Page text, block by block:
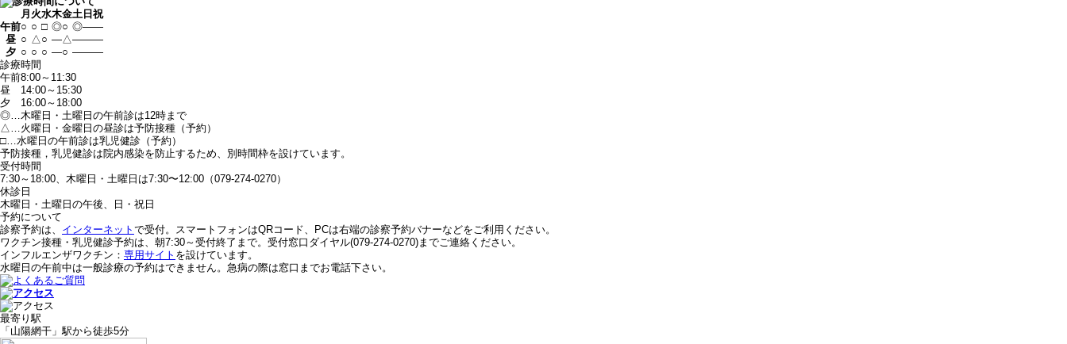
月 火水木金土 日 祝
午前○ ○ □ ◎○ ◎——
昼 ○ △○ —△———
夕 ○ ○ ○ —○ ———
診療時間
午前8:00～11:30
昼
14:00～15:30
夕
16:00～18:00
◎…木曜日・土曜日の午前診は12時まで
△…火曜日・金曜日の昼診は予防接種（予約）
□…水曜日の午前診は乳児健診（予約）
予防接種，乳児健診は院内感染を防止するため、別時間枠を設けています。
受付時間
7:30～18:00、木曜日・土曜日は7:30〜12:00（079-274-0270）
休診日
木曜日・土曜日の午後、日・祝日
予約について
診察予約は、 インターネット で受付。スマートフォンはQRコード、PCは右端の診察予約バナーなどをご利用ください。
ワクチン接種・乳児健診予約は、朝7:30～受付終了まで。受付窓口ダイヤル(079-274-0270)までご連絡ください。
インフルエンザワクチン： 専用サイト を設けています。
水曜日の午前中は一般診療の予約はできません。急病の際は窓口までお電話下さい。
最寄り駅
「山陽網干」駅から徒歩5分